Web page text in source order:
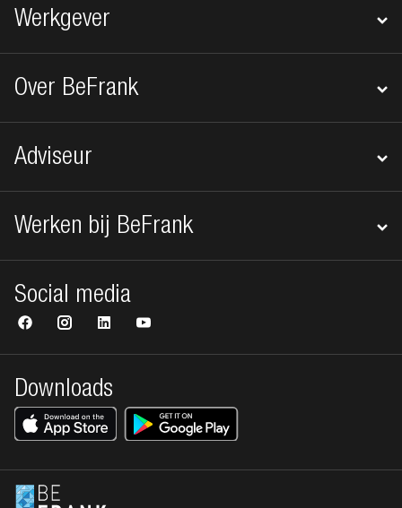
Werkgever
Over BeFrank
Adviseur
Werken bij BeFrank
Downloads
Social media